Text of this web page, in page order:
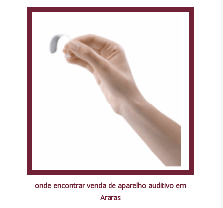
onde encontrar venda de aparelho auditivo em
Araras